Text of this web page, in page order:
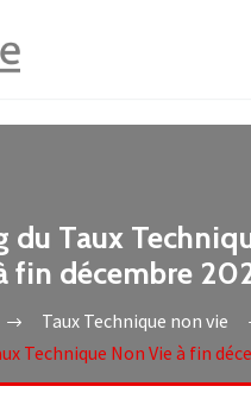
du Taux
fin décembre
Taux Technique non vie
Technique Non Vie à fin